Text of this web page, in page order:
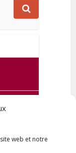
web et notre